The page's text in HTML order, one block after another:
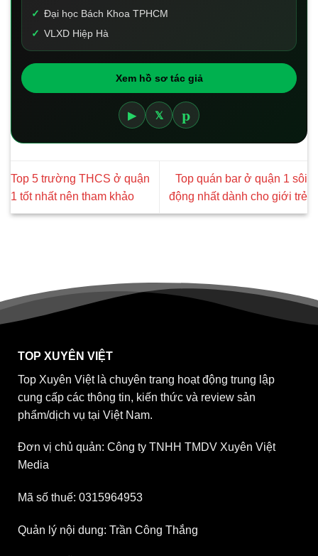
Đại học Bách Khoa TPHCM
VLXD Hiệp Hà
Xem hồ sơ tác giả
▶ 𝕏 p
Top 5 trường THCS ở quận
1 tốt nhất nên tham khảo
Top quán bar ở quận 1 sôi
động nhất dành cho giới trẻ
TOP XUYÊN VIỆT
Top Xuyên Việt là chuyên trang hoạt động trung lập
cung cấp các thông tin, kiến thức và review sản
phẩm/dịch vụ tại Việt Nam.
Đơn vị chủ quản: Công ty TNHH TMDV Xuyên Việt
Media
Mã số thuế: 0315964953
Quản lý nội dung: Trần Công Thắng